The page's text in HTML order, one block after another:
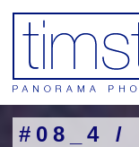
#08_4 /